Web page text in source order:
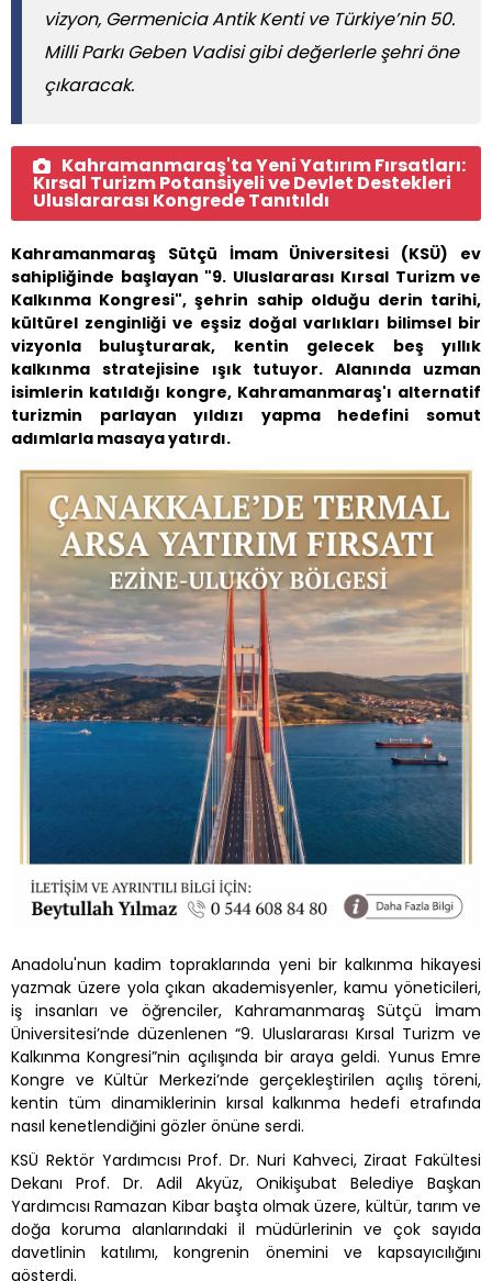
vizyon, Germenicia Antik Kenti ve Türkiye’nin 50.
Milli Parkı Geben Vadisi gibi değerlerle şehri öne
çıkaracak.
Kahramanmaraş'ta Yeni Yatırım Fırsatları:
Kırsal Turizm Potansiyeli ve Devlet Destekleri
Uluslararası Kongrede Tanıtıldı
Kahramanmaraş Sütçü İmam Üniversitesi (KSÜ) ev
sahipliğinde başlayan "9. Uluslararası Kırsal Turizm ve
Kalkınma Kongresi", şehrin sahip olduğu derin tarihi,
kültürel zenginliği ve eşsiz doğal varlıkları bilimsel bir
vizyonla buluşturarak, kentin gelecek beş yıllık
kalkınma stratejisine ışık tutuyor. Alanında uzman
isimlerin katıldığı kongre, Kahramanmaraş'ı alternatif
turizmin parlayan yıldızı yapma hedefini somut
adımlarla masaya yatırdı.
Anadolu'nun kadim topraklarında yeni bir kalkınma hikayesi
yazmak üzere yola çıkan akademisyenler, kamu yöneticileri,
iş insanları ve öğrenciler, Kahramanmaraş Sütçü İmam
Üniversitesi’nde düzenlenen “9. Uluslararası Kırsal Turizm ve
Kalkınma Kongresi”nin açılışında bir araya geldi. Yunus Emre
Kongre ve Kültür Merkezi’nde gerçekleştirilen açılış töreni,
kentin tüm dinamiklerinin kırsal kalkınma hedefi etrafında
nasıl kenetlendiğini gözler önüne serdi.
KSÜ Rektör Yardımcısı Prof. Dr. Nuri Kahveci, Ziraat Fakültesi
Dekanı Prof. Dr. Adil Akyüz, Onikişubat Belediye Başkan
Yardımcısı Ramazan Kibar başta olmak üzere, kültür, tarım ve
doğa koruma alanlarındaki il müdürlerinin ve çok sayıda
davetlinin katılımı, kongrenin önemini ve kapsayıcılığını
gösterdi.